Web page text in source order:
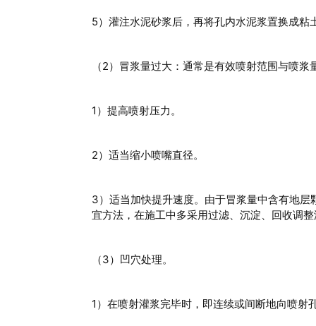
5）灌注水泥砂浆后，再将孔内水泥浆置换成粘
（2）冒浆量过大：通常是有效喷射范围与喷
1）提高喷射压力。
2）适当缩小喷嘴直径。
3）适当加快提升速度。由于冒浆量中含有地
宜方法，在施工中多采用过滤、沉淀、回收调
（3）凹穴处理。
1）在喷射灌浆完毕时，即连续或间断地向喷